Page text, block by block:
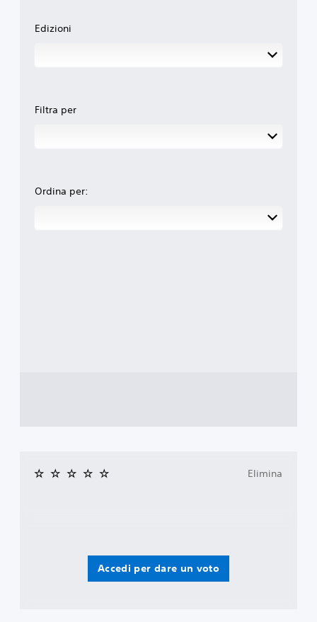
Edizioni
Filtra per
Ordina per:
Accedi per dare un voto
Elimina